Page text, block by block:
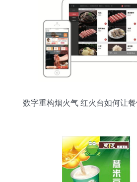
数字重构烟火气 红火台如何让